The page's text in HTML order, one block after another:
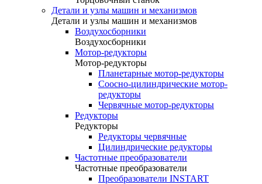
Детали и узлы машин и механизмов
Детали и узлы машин и механизмов
Воздухосборники
Воздухосборники
Мотор-редукторы
Мотор-редукторы
Планетарные мотор-редукторы
Соосно-цилиндрические мотор-
редукторы
Червячные мотор-редукторы
Редукторы
Редукторы
Редукторы червячные
Цилиндрические редукторы
Частотные преобразователи
Частотные преобразователи
Преобразователи INSTART